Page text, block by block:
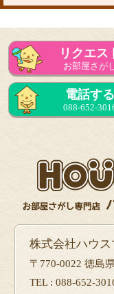
リクエス
お部屋さが
電話する
088-652-
株式会社ハウ
〒770-0022 徳島
TEL : 088-652-